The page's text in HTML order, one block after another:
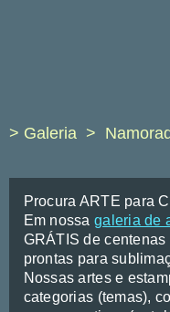
> Galeria
Procura ARTE para
Em nossa galeria de
GRÁTIS de
prontas para
Nossas artes e
categorias (temas),